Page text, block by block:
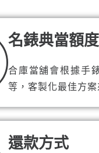
名錶典當額度
合庫當舖會根據手
等，客製化最佳方
還款方式